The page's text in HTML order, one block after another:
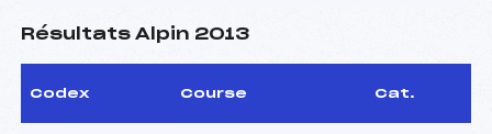
Résultats Alpin 2013
Codex Course Cat.